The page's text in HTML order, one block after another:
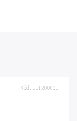
Kód: 111200001